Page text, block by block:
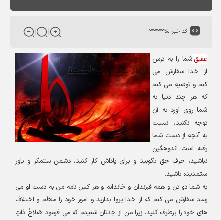
کد خبر :۳۳۳۴۵
عقیق:شما را به ترس
از خدا سفارش می
کنم و توصیه می کنم
که هر چند دنیا به
شما روی آورد به آن
توجه نکنید، نسبت
به آنچه از دست شما
رفته است اندوهگین
نباشید، حرف حق بگویید و برای پاداش کار کنید، دشمن ستمگر و یاور
ستمدیده باشید.
به شما دو تن و همه فرزندان و خاندانم و هر کس نامه من به دست او می
رسد سفارش می کنم که از خدا پروا بدارید و امور خود را منظم و اختلاف
های خود را برطرف کنید، زیرا من از جدتان شنیدم که می فرمود: صَلاحُ ذاتِ